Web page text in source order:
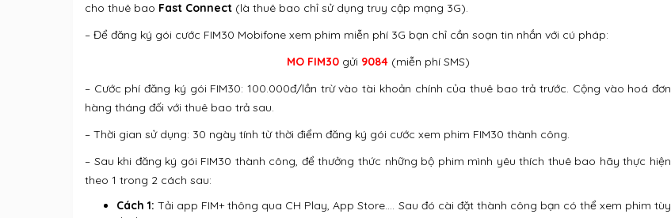
cho thuê bao Fast Connect (là thuê bao chỉ sử dụng truy cập mạng 3G).
– Để đăng ký gói cước FIM30 Mobifone xem phim miễn phí 3G bạn chỉ cần soạn tin nhắn với cú pháp:
MO FIM30gửi 9084(miễn phí SMS)
– Cước phí đăng ký gói FIM30: 100.000đ/lần trừ vào tài khoản chính của thuê bao trả trước. Cộng vào hoá đơn
hàng tháng đối với thuê bao trả sau.
– Thời gian sử dụng: 30 ngày tính từ thời điểm đăng ký gói cước xem phim FIM30 thành công.
– Sau khi đăng ký gói FIM30 thành công, để thưởng thức những bộ phim mình yêu thích thuê bao hãy thực hiện
theo 1 trong 2 cách sau:
Cách 1: Tải app FIM+ thông qua CH Play, App Store…. Sau đó cài đặt thành công bạn có thể xem phim tùy